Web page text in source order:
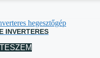
INVERTERES